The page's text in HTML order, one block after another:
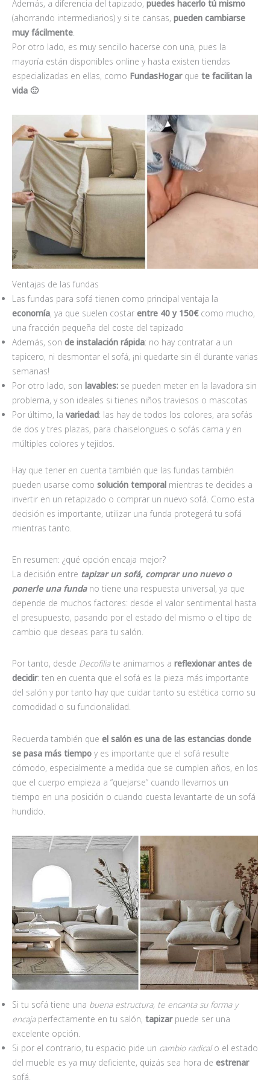
Además, a diferencia del tapizado, puedes hacerlo tú mismo
(ahorrando intermediarios) y si te cansas, pueden cambiarse
muy fácilmente.
Por otro lado, es muy sencillo hacerse con una, pues la
mayoría están disponibles online y hasta existen tiendas
especializadas en ellas, como FundasHogar que te facilitan la
vida 🙂
Ventajas de las fundas
Las fundas para sofá tienen como principal ventaja la
economía, ya que suelen costar entre 40 y 150€ como mucho,
una fracción pequeña del coste del tapizado
Además, son de instalación rápida: no hay contratar a un
tapicero, ni desmontar el sofá, ¡ni quedarte sin él durante varias
semanas!
Por otro lado, son lavables: se pueden meter en la lavadora sin
problema, y son ideales si tienes niños traviesos o mascotas
Por último, la variedad: las hay de todos los colores, ara sofás
de dos y tres plazas, para chaiselongues o sofás cama y en
múltiples colores y tejidos.
Hay que tener en cuenta también que las fundas también
pueden usarse como solución temporal mientras te decides a
invertir en un retapizado o comprar un nuevo sofá. Como esta
decisión es importante, utilizar una funda protegerá tu sofá
mientras tanto.
En resumen: ¿qué opción encaja mejor?
La decisión entre tapizar un sofá, comprar uno nuevo o
ponerle una funda no tiene una respuesta universal, ya que
depende de muchos factores: desde el valor sentimental hasta
el presupuesto, pasando por el estado del mismo o el tipo de
cambio que deseas para tu salón.
Por tanto, desde Decofiliate animamos a reflexionar antes de
decidir: ten en cuenta que el sofá es la pieza más importante
del salón y por tanto hay que cuidar tanto su estética como su
comodidad o su funcionalidad.
Recuerda también que el salón es una de las estancias donde
se pasa más tiempo y es importante que el sofá resulte
cómodo, especialmente a medida que se cumplen años, en los
que el cuerpo empieza a “quejarse” cuando llevamos un
tiempo en una posición o cuando cuesta levantarte de un sofá
hundido.
Si tu sofá tiene una buena estructura, te encanta su forma y
encajaperfectamente en tu salón, tapizarpuede ser una
excelente opción.
Si por el contrario, tu espacio pide un cambio radicalo el estado
del mueble es ya muy deficiente, quizás sea hora de estrenar
sofá.